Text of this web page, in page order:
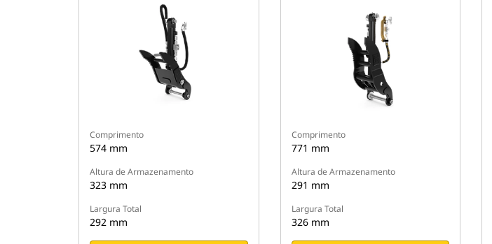
Comprimento
574 mm
Altura de Armazenamento
323 mm
Largura Total
292 mm
Comprimento
771 mm
Altura de Armazenamento
291 mm
Largura Total
326 mm